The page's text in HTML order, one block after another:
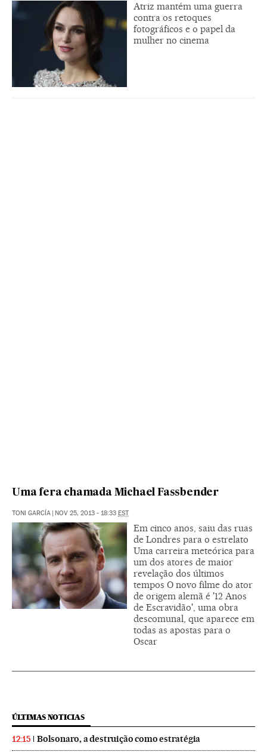
Atriz mantém uma guerra
contra os retoques
fotográficos e o papel da
mulher no cinema
Uma fera chamada Michael Fassbender
TONI GARCÍA NOV 25, 2013 - 18:33 EST
Em cinco anos, saiu das ruas
de Londres para o estrelato
Uma carreira meteórica para
um dos atores de maior
revelação dos últimos
tempos O novo filme do ator
de origem alemã é '12 Anos
de Escravidão', uma obra
descomunal, que aparece em
todas as apostas para o
Oscar
ÚLTIMAS NOTICIAS
12:15 Bolsonaro, a destruição como estratégia